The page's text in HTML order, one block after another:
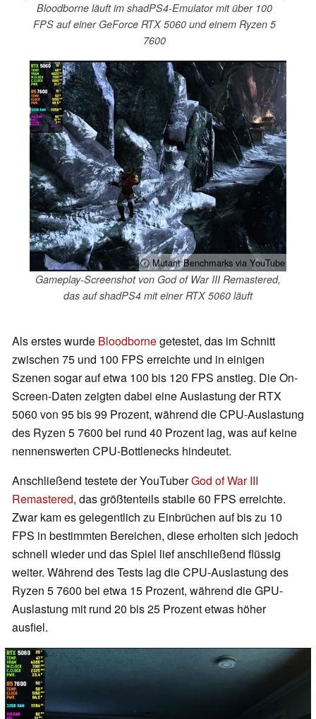
Bloodborne läuft im shadPS4-Emulator mit über 100
FPS auf einer GeForce RTX 5060 und einem Ryzen 5
7600
ⓘ Mutant Benchmarks via YouTube
Gameplay-Screenshot von God of War III Remastered,
das auf shadPS4 mit einer RTX 5060 läuft
Als erstes wurde Bloodbornegetestet, das im Schnitt
zwischen 75 und 100 FPS erreichte und in einigen
Szenen sogar auf etwa 100 bis 120 FPS anstieg. Die On-
Screen-Daten zeigten dabei eine Auslastung der RTX
5060 von 95 bis 99 Prozent, während die CPU-Auslastung
des Ryzen 5 7600 bei rund 40 Prozent lag, was auf keine
nennenswerten CPU-Bottlenecks hindeutet.
Anschließend testete der YouTuberGod of War III
Remastered, das größtenteils stabile 60 FPS erreichte.
Zwar kam es gelegentlich zu Einbrüchen auf bis zu 10
FPS in bestimmten Bereichen, diese erholten sich jedoch
schnell wieder und das Spiel lief anschließend flüssig
weiter. Während des Tests lag die CPU-Auslastung des
Ryzen 5 7600 bei etwa 15 Prozent, während die GPU-
Auslastung mit rund 20 bis 25 Prozent etwas höher
ausfiel.